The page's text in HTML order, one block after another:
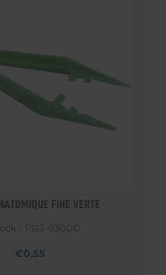
FINE VERTE
- PBS-8300G
€0,55